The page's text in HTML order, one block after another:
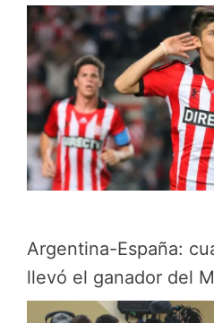
Argentina-España:
llevó el ganador del